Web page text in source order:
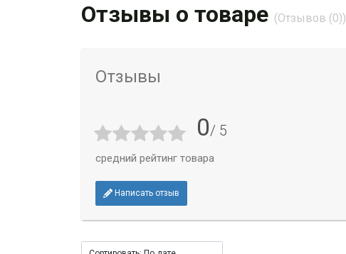
Отзывы о товаре (Отзывов (0))
Отзывы
0/ 5
средний рейтинг товара
Написать отзыв